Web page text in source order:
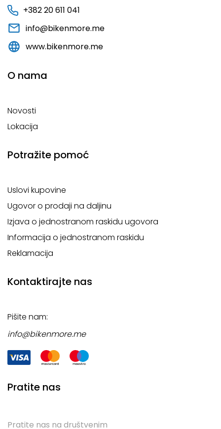
+382 20 611 041
info@bikenmore.me
www.bikenmore.me
O nama
Novosti
Lokacija
Potražite pomoć
Uslovi kupovine
Ugovor o prodaji na daljinu
Izjava o jednostranom raskidu ugovora
Informacija o jednostranom raskidu
Reklamacija
Kontaktirajte nas
Pišite nam:
info@bikenmore.me
Pratite nas
Pratite nas na društvenim